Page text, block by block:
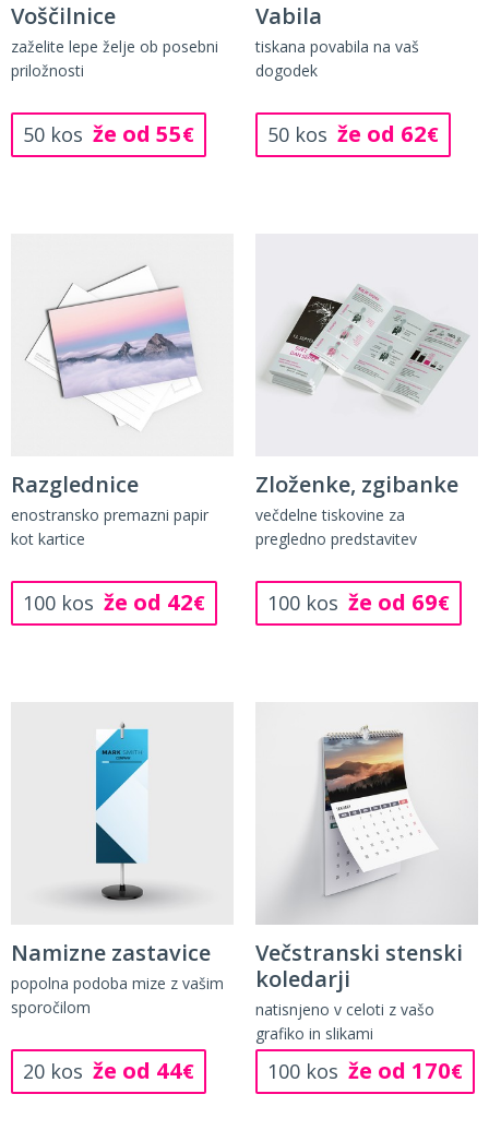
Voščilnice
zaželite lepe želje ob posebni
priložnosti
50 kos že od 55€
Vabila
tiskana povabila na vaš
dogodek
50 kos že od 62€
Razglednice
enostransko premazni papir
kot kartice
100 kos že od 42€
Zloženke, zgibanke
večdelne tiskovine za
pregledno predstavitev
100 kos že od 69€
Namizne zastavice
popolna podoba mize z vašim
sporočilom
20 kos že od 44€
Večstranski stenski
koledarji
natisnjeno v celoti z vašo
grafiko in slikami
100 kos že od 170€